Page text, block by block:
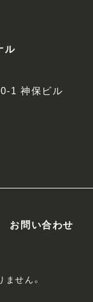
ル
1 神保ビル
お問い合わせ
せん。